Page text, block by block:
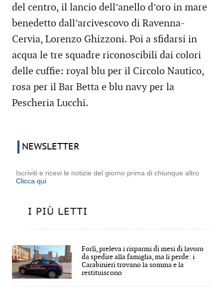
del centro, il lancio dell’anello d’oro in mare
benedetto dall’arcivescovo di Ravenna-
Cervia, Lorenzo Ghizzoni. Poi a sfidarsi in
acqua le tre squadre riconoscibili dai colori
delle cuffie: royal blu per il Circolo Nautico,
rosa per il Bar Betta e blu navy per la
Pescheria Lucchi.
NEWSLETTER
Iscriviti e ricevi le notizie del giorno prima di chiunque altro
Clicca qui
I PIÙ LETTI
Forlì, preleva i risparmi di mesi di lavoro
da spedire alla famiglia, ma li perde: i
Carabinieri trovano la somma e la
restituiscono